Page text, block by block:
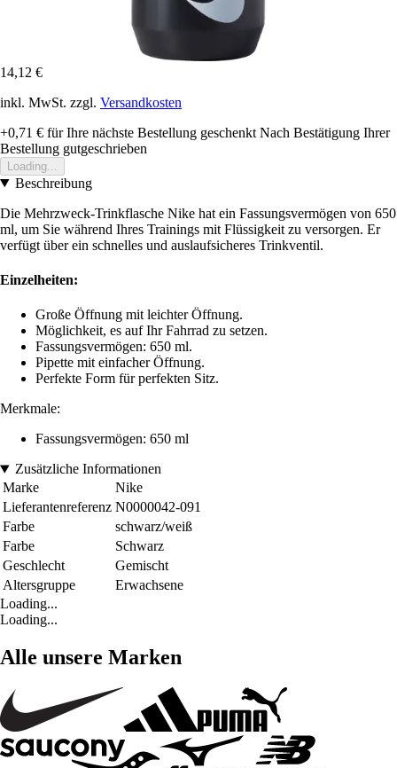
14,12 €
inkl. MwSt. zzgl. Versandkosten
+0,71 € für Ihre nächste Bestellung geschenkt Nach Bestätigung Ihrer
Bestellung gutgeschrieben
Loading...
Beschreibung
Die Mehrzweck-Trinkflasche Nike hat ein Fassungsvermögen von 650
ml, um Sie während Ihres Trainings mit Flüssigkeit zu versorgen. Er
verfügt über ein schnelles und auslaufsicheres Trinkventil.
Einzelheiten:
Große Öffnung mit leichter Öffnung.
Möglichkeit, es auf Ihr Fahrrad zu setzen.
Fassungsvermögen: 650 ml.
Pipette mit einfacher Öffnung.
Perfekte Form für perfekten Sitz.
Merkmale:
Fassungsvermögen: 650 ml
Zusätzliche Informationen
Marke
Nike
Lieferantenreferenz N0000042-091
Farbe
schwarz/weiß
Farbe
Schwarz
Geschlecht
Gemischt
Altersgruppe
Erwachsene
Loading...
Loading...
Alle unsere Marken